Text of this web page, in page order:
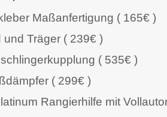
Maßanfertigung ( 165€ )
und Träger ( 239€ )
( 535€ )
( 299€ )
Rangierhilfe mit